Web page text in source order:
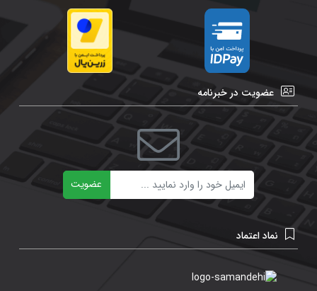
عضویت در خبرنامه
عضویت
نماد اعتماد